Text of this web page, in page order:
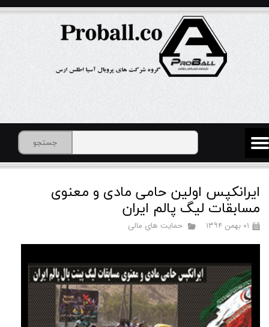
جستجو
ایرانکپس اولین حامی مادی و معنوی
مسابقات لیگ پالم ایران
۰۱ بهمن ۱۳۹۴ حمایت های مالی